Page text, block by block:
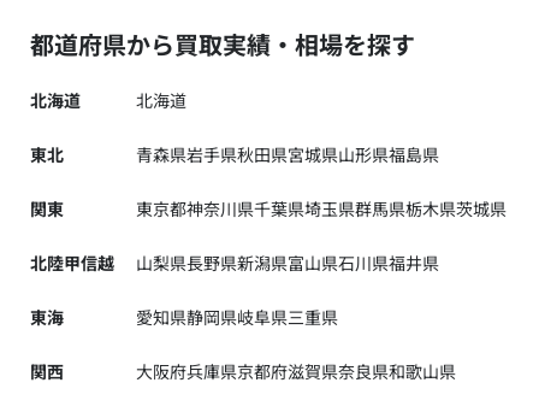
都道府県から買取実績・相場を探す
北海道 北海道
東北 青森県岩手県秋田県宮城県山形県福島県
関東 東京都神奈川県千葉県埼玉県群馬県栃木県茨城県
北陸甲信越 山梨県長野県新潟県富山県石川県福井県
東海 愛知県静岡県岐阜県三重県
関西 大阪府兵庫県京都府滋賀県奈良県和歌山県